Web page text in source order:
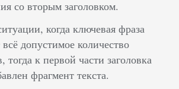
со вторым заголовком.
когда ключевая фраза
допустимое количество
тогда к первой части заголовка
фрагмент текста.